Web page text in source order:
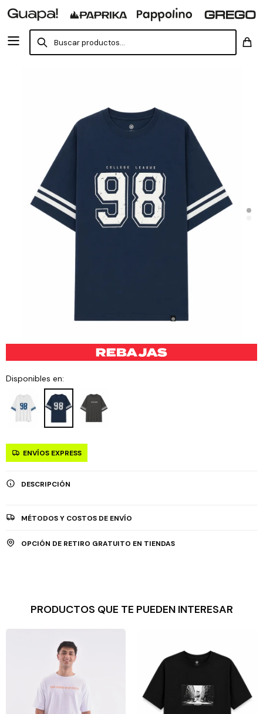
Disponibles en:
ENVÍOS EXPRESS
DESCRIPCIÓN
MÉTODOS Y COSTOS DE ENVÍO
OPCIÓN DE RETIRO GRATUITO EN TIENDAS
PRODUCTOS QUE TE PUEDEN INTERESAR